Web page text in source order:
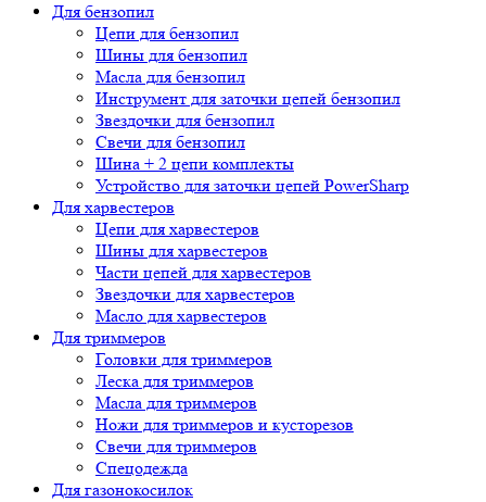
Для бензопил
Цепи для бензопил
Шины для бензопил
Масла для бензопил
Инструмент для заточки цепей бензопил
Звездочки для бензопил
Свечи для бензопил
Шина + 2 цепи комплекты
Устройство для заточки цепей PowerSharp
Для харвестеров
Цепи для харвестеров
Шины для харвестеров
Части цепей для харвестеров
Звездочки для харвестеров
Масло для харвестеров
Для триммеров
Головки для триммеров
Леска для триммеров
Масла для триммеров
Ножи для триммеров и кусторезов
Свечи для триммеров
Спецодежда
Для газонокосилок